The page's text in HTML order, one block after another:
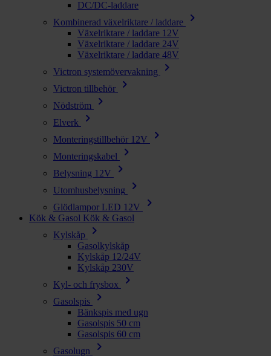
DC/DC-laddare
Kombinerad växelriktare / laddare
chevron_right
Växelriktare / laddare 12V
Växelriktare / laddare 24V
Växelriktare / laddare 48V
Victron systemövervakning
chevron_right
Victron tillbehör chevron_right
Nödström chevron_right
Elverk chevron_right
Monteringstillbehör 12V chevron_right
Monteringskabel chevron_right
Belysning 12V chevron_right
Utomhusbelysning chevron_right
Glödlampor LED 12V chevron_right
Kök & Gasol Kök & Gasol
Kylskåp
chevron_right
Gasolkylskåp
Kylskåp 12/24V
Kylskåp 230V
Kyl- och frysbox
chevron_right
Gasolspis chevron_right
Bänkspis med ugn
Gasolspis 50 cm
Gasolspis 60 cm
Gasolugn
chevron_right